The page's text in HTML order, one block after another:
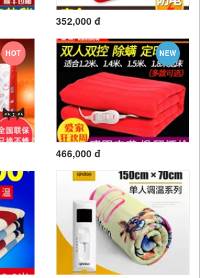
352,000 đ
HOT NEW
466,000 đ